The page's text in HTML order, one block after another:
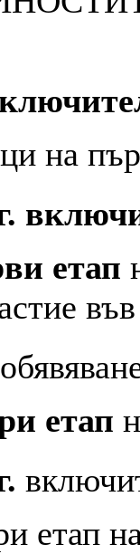
на
етап
етап
етап